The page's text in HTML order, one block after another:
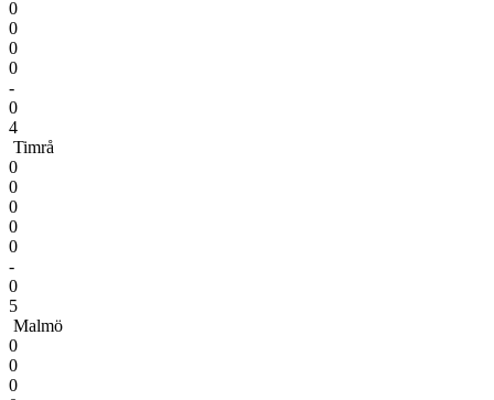
0
0
0
0
-
0
4
Timrå
0
0
0
0
0
-
0
5
Malmö
0
0
0